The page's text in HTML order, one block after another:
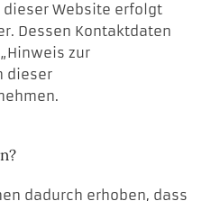
Website erfolgt
Dessen Kontaktdaten
zur
dieser
dadurch erhoben, dass